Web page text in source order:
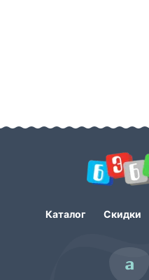
Каталог Скидки